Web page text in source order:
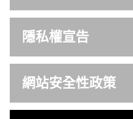
隱私權宣告
網站安全性政策